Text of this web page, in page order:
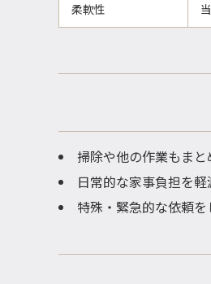
柔軟性
掃除や他の作業もま
日常的な家事負担を
特殊・緊急的な依頼を